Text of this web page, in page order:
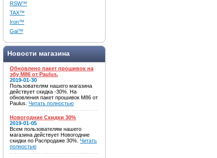
RSW™
TAX™
Iron™
Gai™
Новости магазина
Обновлено пакет прошивок на
эбу M86 от Paulus.
2019-01-30
Пользователям нашего магазина
действует скидка -30%. На
обновления пакет прошивок M86 от
Paulus. Читать полностью
Новогодние Скидки 30%
2019-01-05
Всем пользователям нашего
магазина действует Новогодние
скидки по Распродаже 30%. Читать
полностью